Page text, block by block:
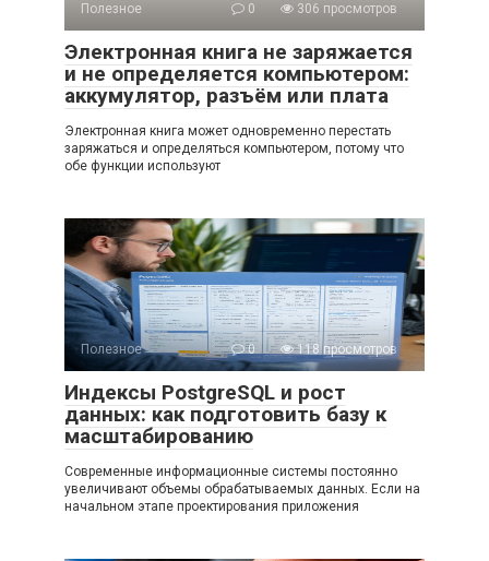
Полезное 0 306 просмотров
Электронная книга не заряжается
и не определяется компьютером:
аккумулятор, разъём или плата
Электронная книга может одновременно перестать
заряжаться и определяться компьютером, потому что
обе функции используют
Полезное 0 118 просмотров
Индексы PostgreSQL и рост
данных: как подготовить базу к
масштабированию
Современные информационные системы постоянно
увеличивают объемы обрабатываемых данных. Если на
начальном этапе проектирования приложения